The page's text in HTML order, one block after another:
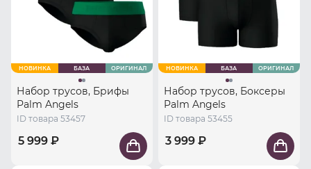
НОВИНКА БАЗА ОРИГИНАЛ
Набор трусов, Брифы
Palm Angels
ID товара 53457
5 999 ₽
НОВИНКА БАЗА ОРИГИНАЛ
Набор трусов, Боксеры
Palm Angels
ID товара 53455
3 999 ₽